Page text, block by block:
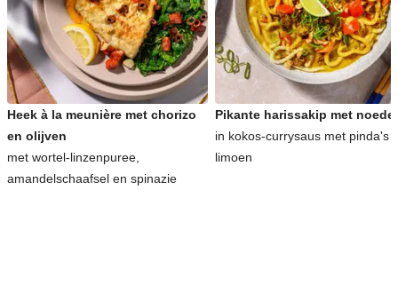
Heek à la meunière met chorizo
en olijven
met wortel-linzenpuree,
amandelschaafsel en spinazie
Pikante harissakip met
in kokos-currysaus met pinda's
limoen